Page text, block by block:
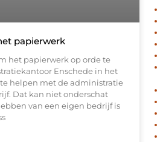
papierwerk
het papierwerk op orde te
Enschede in het
helpen met de administratie
Dat kan niet onderschat
van een eigen bedrijf is